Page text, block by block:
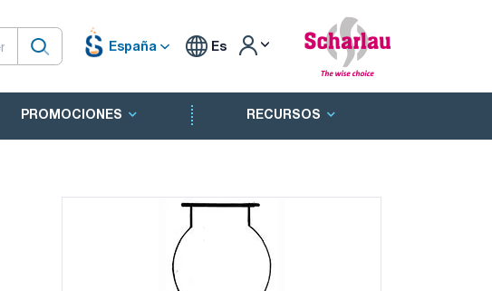
España Es
PROMOCIONES RECURSOS